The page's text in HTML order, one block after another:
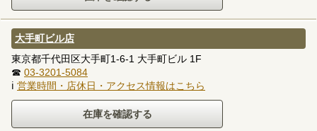
大手町ビル店
東京都千代田区大手町1-6-1 大手町ビル 1F
☎ 03-3201-5084
ℹ 営業時間・店休日・アクセス情報はこちら